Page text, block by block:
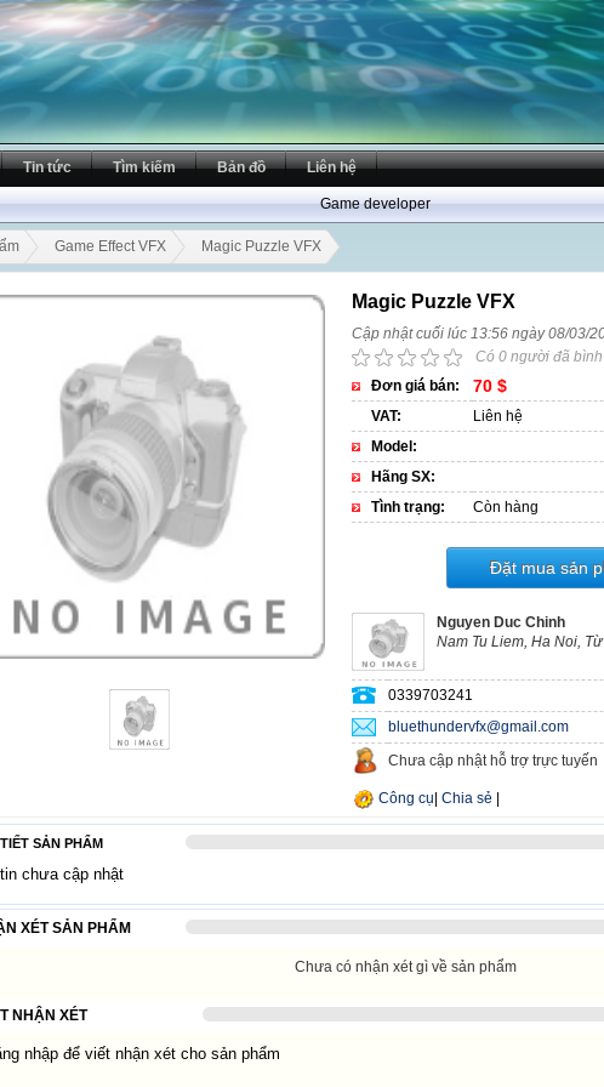
Tin tức Tìm kiếm Bản đồ Liên hệ
Game developer
Game Effect VFX Magic Puzzle VFX
Magic Puzzle VFX
Cập nhật cuối lúc 13:56 ngày 08/03/
Có 0 người đã
Đơn giá bán:
70 $
VAT:
Liên hệ
Model:
Hãng SX:
Tình trạng:
Còn hàng
Đặt mua sản
Nguyen Duc Chinh
Nam Tu Liem, Ha Noi,
0339703241
bluethundervfx@gmail.com
Chưa cập nhật hỗ trợ trực tuyến
Chia sẻ
Công cụ
SẢN PHẨM
chưa cập nhật
XÉT SẢN PHẨM
Chưa có nhận xét gì về sản phẩm
NHẬN XÉT
nhập để viết nhận xét cho sản phẩm